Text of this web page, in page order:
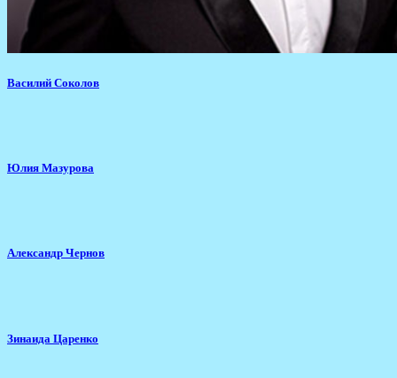
Василий Соколов
Юлия Мазурова
Александр Чернов
Зинаида Царенко